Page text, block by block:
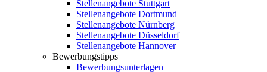
Stellenangebote Stuttgart
Stellenangebote Dortmund
Stellenangebote Nürnberg
Stellenangebote Düsseldorf
Stellenangebote Hannover
Bewerbungstipps
Bewerbungsunterlagen